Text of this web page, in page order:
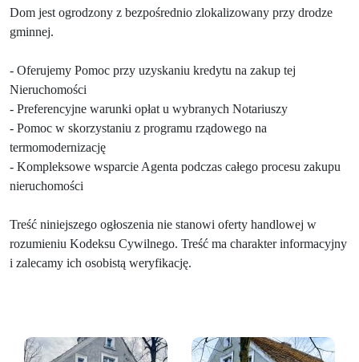
Dom jest ogrodzony z bezpośrednio zlokalizowany przy drodze
gminnej.
- Oferujemy Pomoc przy uzyskaniu kredytu na zakup tej
Nieruchomości
- Preferencyjne warunki opłat u wybranych Notariuszy
- Pomoc w skorzystaniu z programu rządowego na
termomodernizację
- Kompleksowe wsparcie Agenta podczas całego procesu zakupu
nieruchomości
Treść niniejszego ogłoszenia nie stanowi oferty handlowej w
rozumieniu Kodeksu Cywilnego. Treść ma charakter informacyjny
i zalecamy ich osobistą weryfikację.